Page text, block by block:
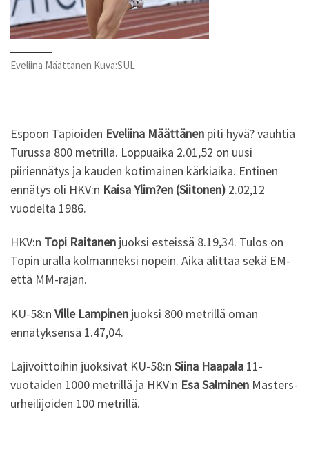
Eveliina Määttänen Kuva:SUL
Espoon Tapioiden Eveliina Määttänen piti hyvä? vauhtia
Turussa 800 metrillä. Loppuaika 2.01,52 on uusi
piiriennätys ja kauden kotimainen kärkiaika. Entinen
ennätys oli HKV:n Kaisa Ylim?en (Siitonen) 2.02,12
vuodelta 1986.
HKV:n Topi Raitanen juoksi esteissä 8.19,34. Tulos on
Topin uralla kolmanneksi nopein. Aika alittaa sekä EM-
että MM-rajan.
KU-58:n Ville Lampinen juoksi 800 metrillä oman
ennätyksensä 1.47,04.
Lajivoittoihin juoksivat KU-58:n Siina Haapala 11-
vuotaiden 1000 metrillä ja HKV:n Esa Salminen Masters-
urheilijoiden 100 metrillä.